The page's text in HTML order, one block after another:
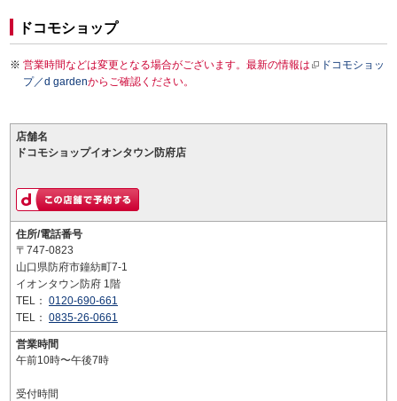
ドコモショップ
営業時間などは変更となる場合がございます。最新の情報は
ドコモショッ
プ／d gardenからご確認ください。
店舗名
ドコモショップイオンタウン防府店
住所/電話番号
〒747-0823
山口県防府市鐘紡町7-1
イオンタウン防府 1階
TEL： 0120-690-661
TEL： 0835-26-0661
営業時間
午前10時〜午後7時
受付時間